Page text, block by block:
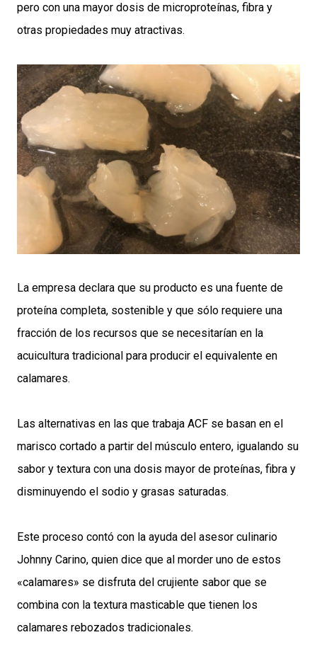
pero con una mayor dosis de microproteínas, fibra y
otras propiedades muy atractivas.
La empresa declara que su producto es una fuente de
proteína completa, sostenible y que sólo requiere una
fracción de los recursos que se necesitarían en la
acuicultura tradicional para producir el equivalente en
calamares.
Las alternativas en las que trabaja ACF se basan en el
marisco cortado a partir del músculo entero, igualando su
sabor y textura con una dosis mayor de proteínas, fibra y
disminuyendo el sodio y grasas saturadas.
Este proceso contó con la ayuda del asesor culinario
Johnny Carino, quien dice que al morder uno de estos
«calamares» se disfruta del crujiente sabor que se
combina con la textura masticable que tienen los
calamares rebozados tradicionales.